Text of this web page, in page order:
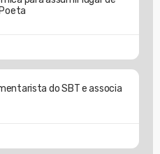
do SBT e associa